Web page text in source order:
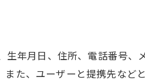
年月日、住所、電話番号
た、ユーザーと提携先な